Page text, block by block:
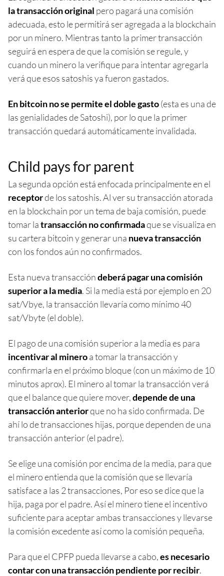
la transacción original pero pagará una comisión
adecuada, esto le permitirá ser agregada a la blockchain
por un minero. Mientras tanto la primer transacción
seguirá en espera de que la comisión se regule, y
cuando un minero la verifique para intentar agregarla
verá que esos satoshis ya fueron gastados.
En bitcoin no se permite el doble gasto(esta es una de
las genialidades de Satoshi), por lo que la primer
transacción quedará automáticamente invalidada.
Child pays for parent
La segunda opción está enfocada principalmente en el
receptorde los satoshis. Al ver su transacción atorada
en la blockchain por un tema de baja comisión, puede
tomar latransacción no confirmadaque se visualiza en
su cartera bitcoin y generar una nueva transacción
con los fondos aún no confirmados.
Esta nueva transaccióndeberá pagar una comisión
superior a la media. Si la media está por ejemplo en 20
sat/Vbye, la transacción llevaría como mínimo 40
sat/Vbyte (el doble).
El pago de una comisión superior a la media es para
incentivar al mineroa tomar la transacción y
confirmarla en el próximo bloque (con un máximo de 10
minutos aprox). El minero al tomar la transacción verá
que el balance que quiere mover,depende de una
transacción anteriorque no ha sido confirmada. De
ahí lo de transacciones hijas, porque dependen de una
transacción anterior (el padre).
Se elige una comisión por encima de la media, para que
el minero entienda que la comisión que se llevaría
satisface a las 2 transacciones, Por eso se dice que la
hija, paga por el padre. Así el minero tiene el incentivo
suficiente para aceptar ambas transacciones y llevarse
la comisión excedente así como la comisión pequeña.
Para que el CPFP pueda llevarse a cabo,es necesario
contar con una transacción pendiente por recibir.